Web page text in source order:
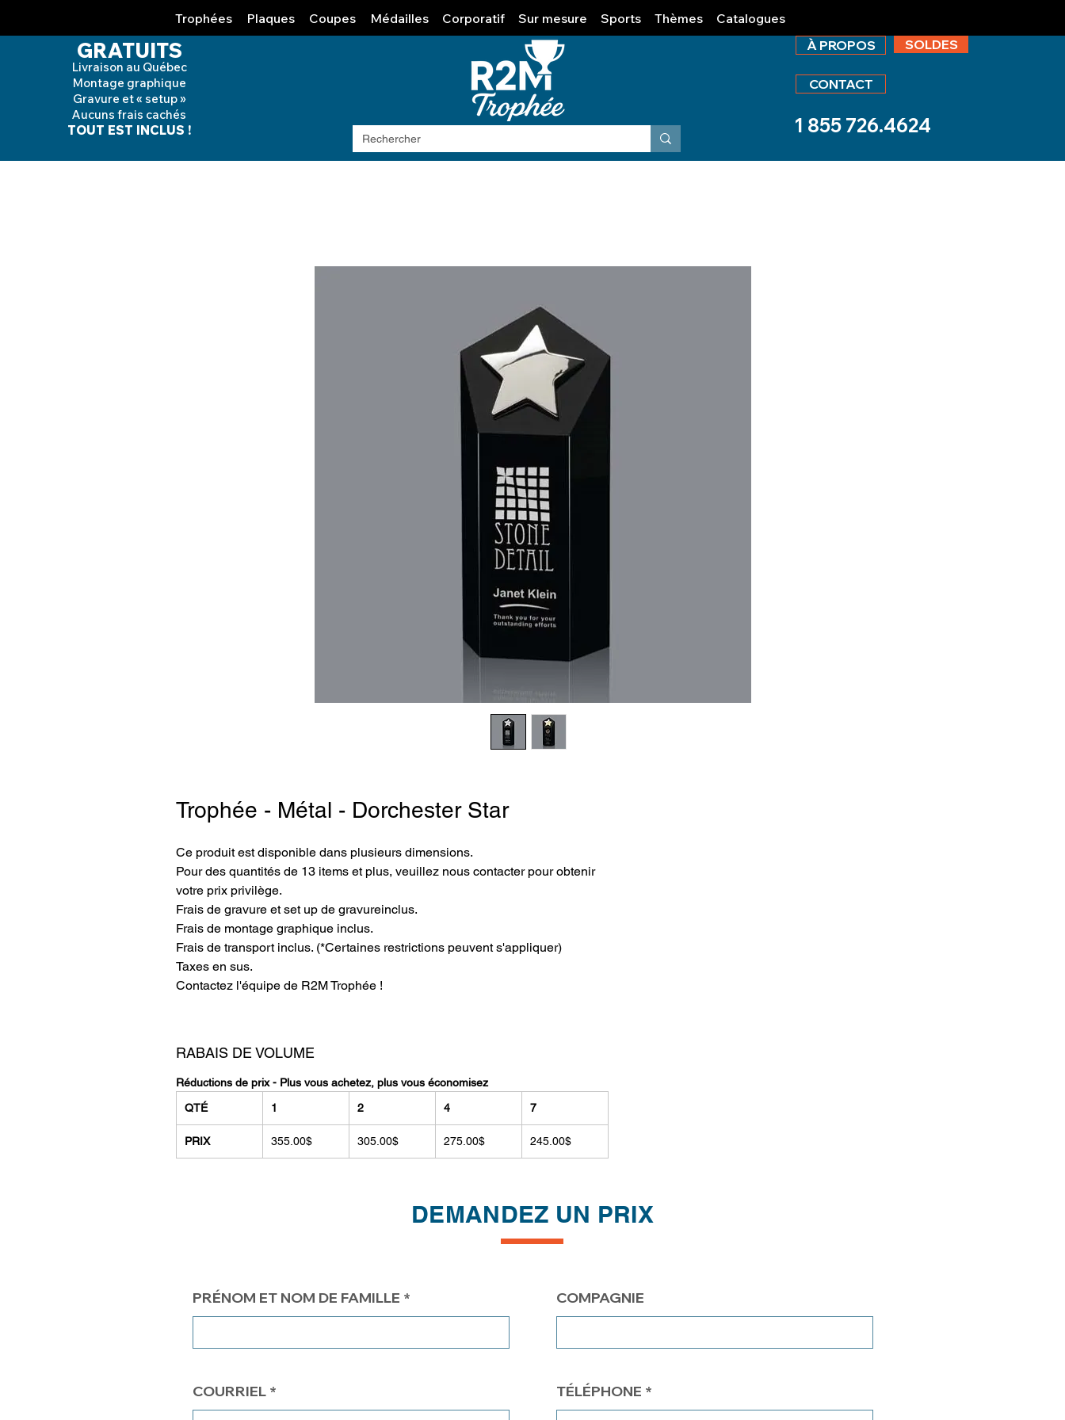
Trophées Plaques Coupes Médailles Corporatif Sur mesure Sports Thèmes Catalogues
GRATUITS
Livraison au Québec
Montage graphique
Gravure et « setup »
Aucuns frais cachés
TOUT EST INCLUS !
À PROPOS SOLDES
CONTACT
1 855 726.4624
Trophée - Métal - Dorchester Star
Ce produit est disponible dans plusieurs dimensions.
Pour des quantités de 13 items et plus, veuillez nous contacter pour obtenir
votre prix privilège.
Frais de gravure et set up de gravureinclus.
Frais de montage graphique inclus.
Frais de transport inclus. (*Certaines restrictions peuvent s'appliquer)
Taxes en sus.
Contactez l'équipe de R2M Trophée !
RABAIS DE VOLUME
Réductions de prix - Plus vous achetez, plus vous économisez
QTÉ
1 2 4 7
PRIX 355.00$ 305.00$ 275.00$ 245.00$
DEMANDEZ UN PRIX
PRÉNOM ET NOM DE FAMILLE
COURRIEL
COMPAGNIE
TÉLÉPHONE